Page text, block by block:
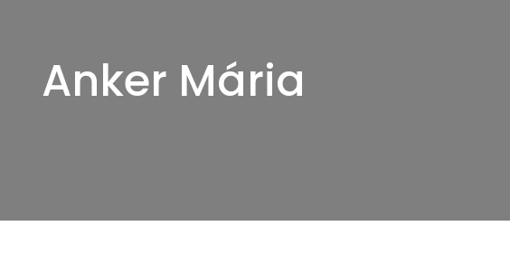
Anker Mária